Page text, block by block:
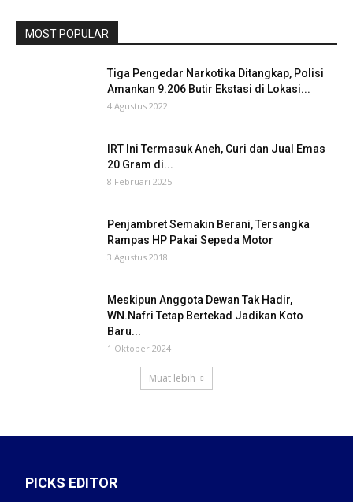
MOST POPULAR
Tiga Pengedar Narkotika Ditangkap, Polisi
Amankan 9.206 Butir Ekstasi di Lokasi...
4 Agustus 2022
IRT Ini Termasuk Aneh, Curi dan Jual Emas
20 Gram di...
8 Februari 2025
Penjambret Semakin Berani, Tersangka
Rampas HP Pakai Sepeda Motor
3 Agustus 2018
Meskipun Anggota Dewan Tak Hadir,
WN.Nafri Tetap Bertekad Jadikan Koto
Baru...
1 Oktober 2024
Muat lebih
PICKS EDITOR